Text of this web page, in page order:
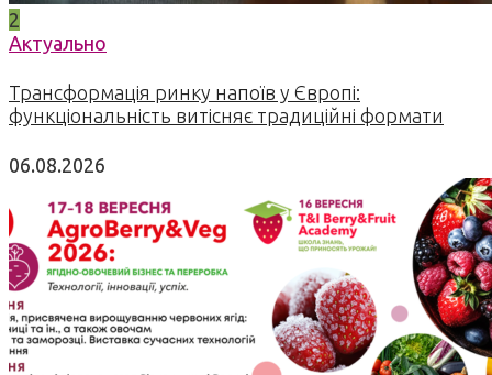
2
Актуально
Трансформація ринку напоїв у Європі:
функціональність витісняє традиційні формати
06.08.2026